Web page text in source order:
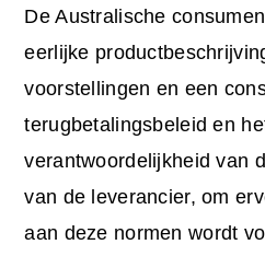
De Australische
eerlijke
voorstellingen en een
terugbetalingsbeleid en
verantwoordelijkheid van
van de leverancier, om
aan deze normen wordt